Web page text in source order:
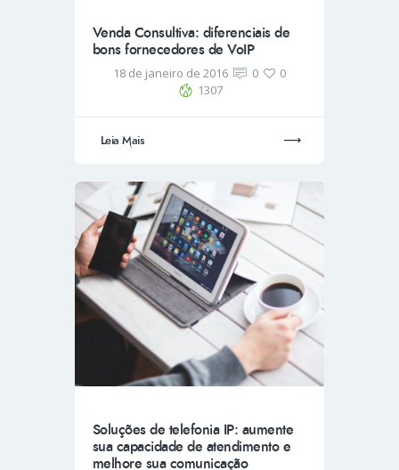
Venda Consultiva: diferenciais de
bons fornecedores de VoIP
18 de janeiro de 2016 0
0
1307
Leia Mais
Soluções de telefonia IP: aumente
sua capacidade de atendimento e
melhore sua comunicação